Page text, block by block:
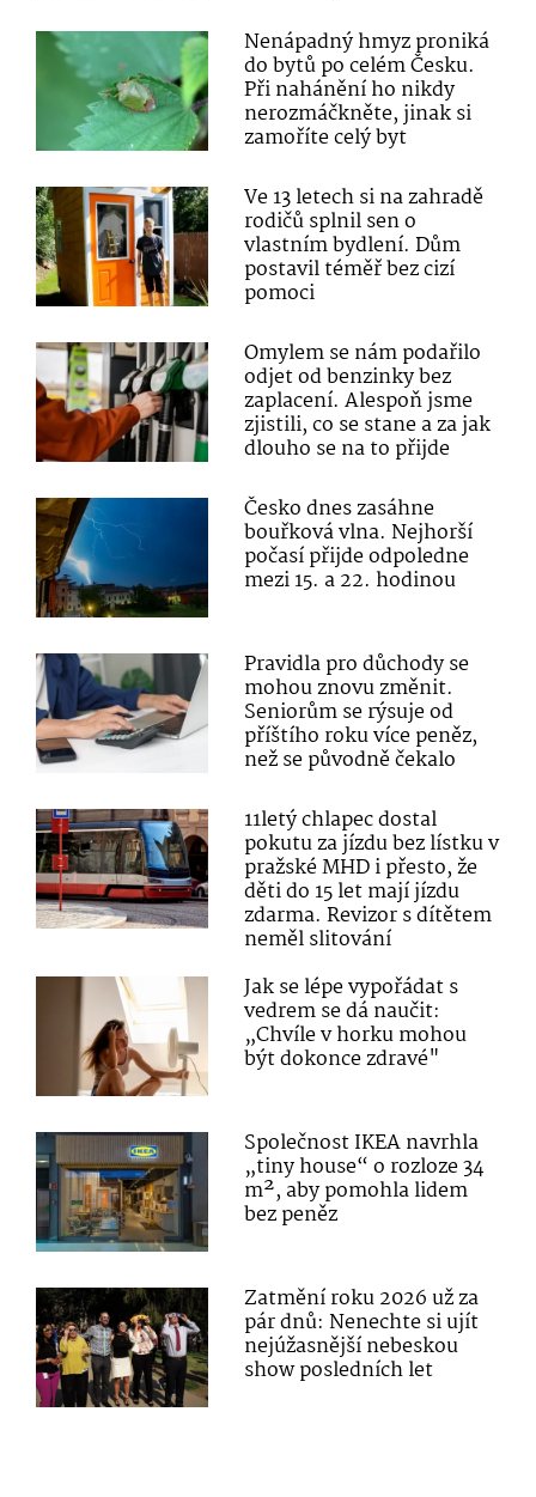
Nenápadný hmyz proniká
do bytů po celém Česku.
Při nahánění ho nikdy
nerozmáčkněte, jinak si
zamoříte celý byt
Ve 13 letech si na zahradě
rodičů splnil sen o
vlastním bydlení. Dům
postavil téměř bez cizí
pomoci
Omylem se nám podařilo
odjet od benzinky bez
zaplacení. Alespoň jsme
zjistili, co se stane a za jak
dlouho se na to přijde
Česko dnes zasáhne
bouřková vlna. Nejhorší
počasí přijde odpoledne
mezi 15. a 22. hodinou
Pravidla pro důchody se
mohou znovu změnit.
Seniorům se rýsuje od
příštího roku více peněz,
než se původně čekalo
11letý chlapec dostal
pokutu za jízdu bez lístku v
pražské MHD i přesto, že
děti do 15 let mají jízdu
zdarma. Revizor s dítětem
neměl slitování
Jak se lépe vypořádat s
vedrem se dá naučit:
„Chvíle v horku mohou
být dokonce zdravé"
Společnost IKEA navrhla
„tiny house“ o rozloze 34
m², aby pomohla lidem
bez peněz
Zatmění roku 2026 už za
pár dnů: Nenechte si ujít
nejúžasnější nebeskou
show posledních let